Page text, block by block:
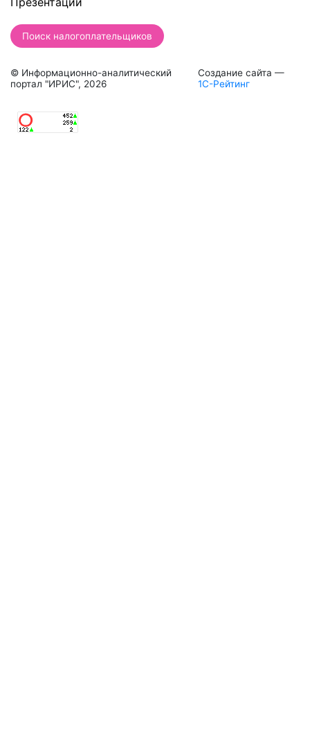
Поиск налогоплательщиков
© Информационно-аналитический
портал "ИРИС", 2026
Создание сайта —
1С-Рейтинг